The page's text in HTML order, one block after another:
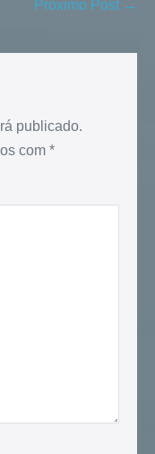
Próximo Post →
publicado.
com *